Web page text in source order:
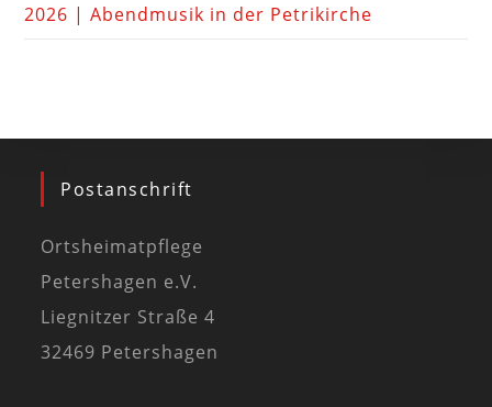
2026 | Abendmusik in der Petrikirche
Postanschrift
Ortsheimatpflege
Petershagen e.V.
Liegnitzer Straße 4
32469 Petershagen